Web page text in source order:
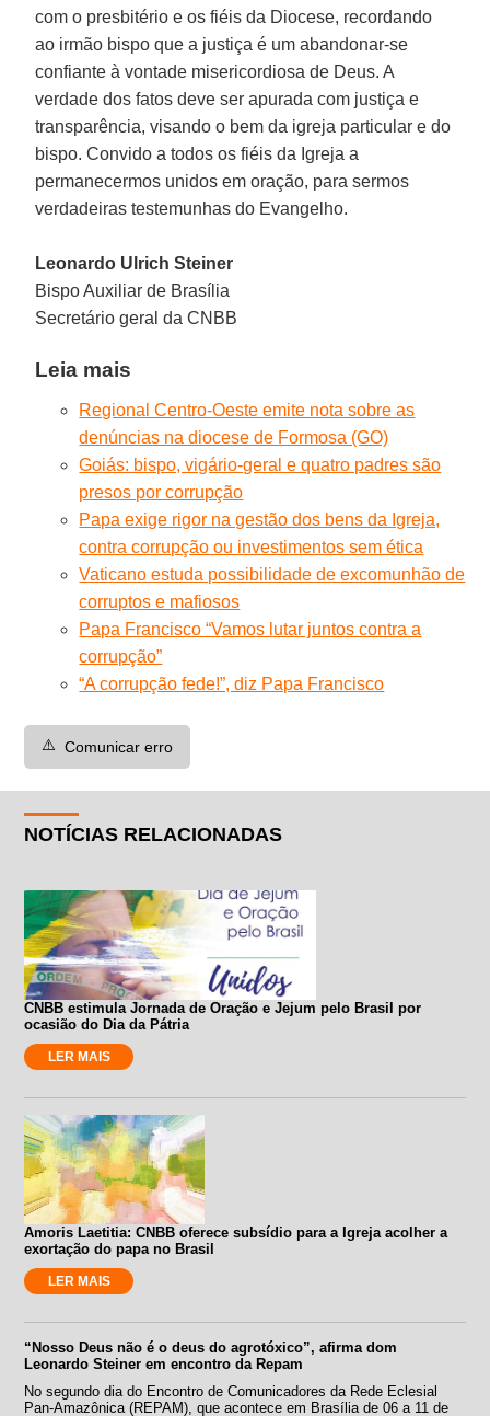
com o presbitério e os fiéis da Diocese, recordando
ao irmão bispo que a justiça é um abandonar-se
confiante à vontade misericordiosa de Deus. A
verdade dos fatos deve ser apurada com justiça e
transparência, visando o bem da igreja particular e do
bispo. Convido a todos os fiéis da Igreja a
permanecermos unidos em oração, para sermos
verdadeiras testemunhas do Evangelho.
Leonardo Ulrich Steiner
Bispo Auxiliar de Brasília
Secretário geral da CNBB
Leia mais
Regional Centro-Oeste emite nota sobre as
denúncias na diocese de Formosa (GO)
Goiás: bispo, vigário-geral e quatro padres são
presos por corrupção
Papa exige rigor na gestão dos bens da Igreja,
contra corrupção ou investimentos sem ética
Vaticano estuda possibilidade de excomunhão de
corruptos e mafiosos
Papa Francisco “Vamos lutar juntos contra a
corrupção”
“A corrupção fede!”, diz Papa Francisco
⚠️ Comunicar erro
NOTÍCIAS RELACIONADAS
CNBB estimula Jornada de Oração e Jejum pelo Brasil por
ocasião do Dia da Pátria
LER MAIS
Amoris Laetitia: CNBB oferece subsídio para a Igreja acolher a
exortação do papa no Brasil
LER MAIS
“Nosso Deus não é o deus do agrotóxico”, afirma dom
Leonardo Steiner em encontro da Repam
No segundo dia do Encontro de Comunicadores da Rede Eclesial
Pan-Amazônica (REPAM), que acontece em Brasília de 06 a 11 de